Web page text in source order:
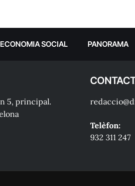
ECONOMIA SOCIAL PANORAMA
5, principal.
Telèfon:
932 311 247